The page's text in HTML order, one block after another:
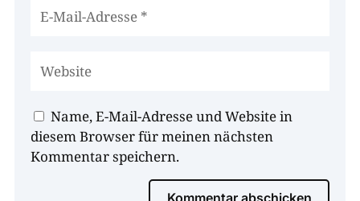
Name, E-Mail-Adresse und Website in
diesem Browser für meinen nächsten
Kommentar speichern.